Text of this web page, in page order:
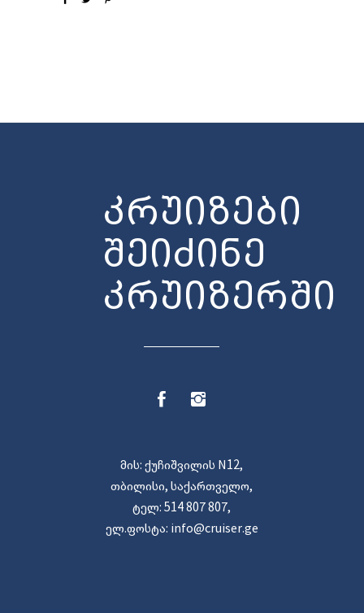
კრუიზები
შეიძინე
კრუიზერში
მის: ქუჩიშვილის N12,
თბილისი, საქართველო,
ტელ: 514 807 807,
ელ.ფოსტა: info@cruiser.ge